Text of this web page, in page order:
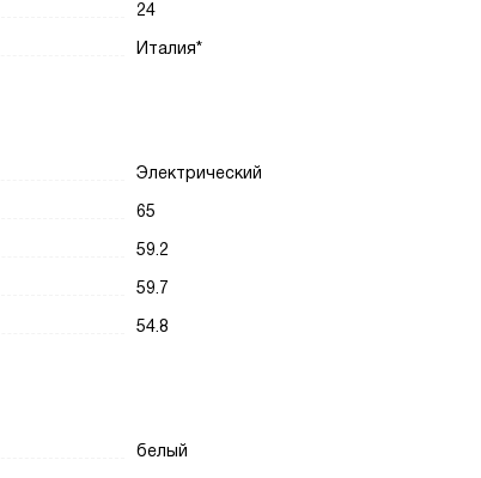
24
Италия*
Электрический
65
59.2
59.7
54.8
белый